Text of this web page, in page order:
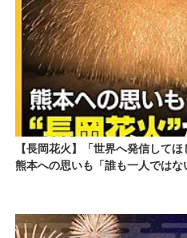
【長岡花火】「世界へ発信して
熊本への思いも「誰も一人では